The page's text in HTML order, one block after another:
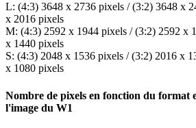
L: (4:3) 3648 x 2736 pixels / (3:2) 3648 x
x 2016 pixels
M: (4:3) 2592 x 1944 pixels / (3:2) 2592 x
x 1440 pixels
S: (4:3) 2048 x 1536 pixels / (3:2) 2016 x
x 1080 pixels
Nombre de pixels en fonction du format
l'image du W1